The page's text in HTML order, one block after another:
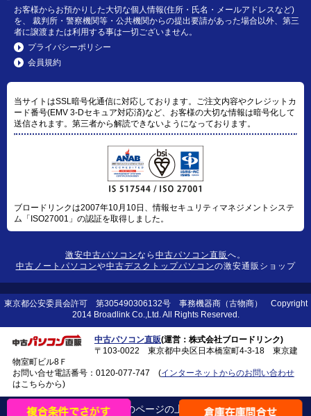
お客様からお預かりした大切な個人情報(住所・氏名・メールアドレスなど)
を、 裁判所・警察機関等・公共機関からの提出要請があった場合以外、第三
者に譲渡または利用する事は一切ございません。
プライバシーポリシー
会員規約
当サイトはSSL暗号化通信に対応しております。ご注文内容やクレジットカ
ード番号(EMV 3-Dセキュア対応済)など、お客様の大切な情報は暗号化して
送信されます。第三者から解読できないようになっております。
ブロードリンクは2007年10月10日、情報セキュリティマネジメントシステ
ム「ISO27001」の認証を取得しました。
激安中古パソコンなら 中古パソコン直販へ。
中古ノートパソコンや中古デスクトップパソコンの激安通販ショップ
東京都公安委員会許可 第305490306132号 事務機器商（古物商） Copyright
2014 Broadlink Co.,Ltd. All Rights Reserved.
中古パソコン直販(運営：株式会社ブロードリンク)
〒103-0022 東京都中央区日本橋室町4-3-18 東京建
物室町ビル8Ｆ
お問い合せ電話番号： 0120-077-747 (インターネットからのお問い合わせ
はこちらから)
このページの上に戻る